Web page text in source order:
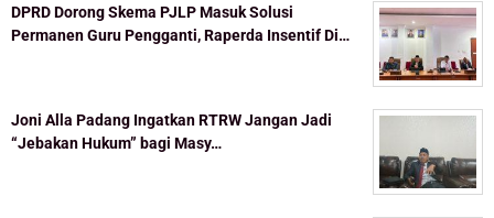
DPRD Dorong Skema PJLP Masuk Solusi
Permanen Guru Pengganti, Raperda Insentif Di…
Joni Alla Padang Ingatkan RTRW Jangan Jadi
“Jebakan Hukum” bagi Masy…